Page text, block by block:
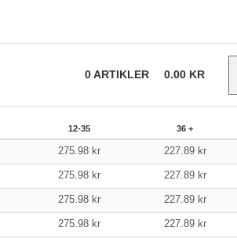
0ARTIKLER 0.00 KR
12-35 36 +
275.98 kr 227.89 kr
275.98 kr 227.89 kr
275.98 kr 227.89 kr
275.98 kr 227.89 kr